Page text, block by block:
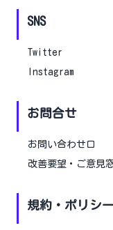
SNS
Twitter
Instagram
お問合せ
お問い合わせ口
改善要望・ご意見
規約・ポリシー